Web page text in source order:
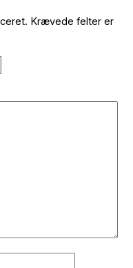
Krævede felter er